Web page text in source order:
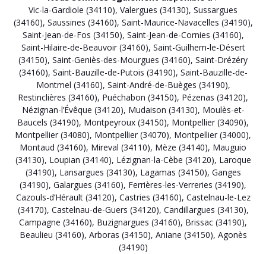
Vic-la-Gardiole (34110), Valergues (34130), Sussargues
(34160), Saussines (34160), Saint-Maurice-Navacelles (34190),
Saint-Jean-de-Fos (34150), Saint-Jean-de-Cornies (34160),
Saint-Hilaire-de-Beauvoir (34160), Saint-Guilhem-le-Désert
(34150), Saint-Geniès-des-Mourgues (34160), Saint-Drézéry
(34160), Saint-Bauzille-de-Putois (34190), Saint-Bauzille-de-
Montmel (34160), Saint-André-de-Buèges (34190),
Restinclières (34160), Puéchabon (34150), Pézenas (34120),
Nézignan-l’Évêque (34120), Mudaison (34130), Moulès-et-
Baucels (34190), Montpeyroux (34150), Montpellier (34090),
Montpellier (34080), Montpellier (34070), Montpellier (34000),
Montaud (34160), Mireval (34110), Mèze (34140), Mauguio
(34130), Loupian (34140), Lézignan-la-Cèbe (34120), Laroque
(34190), Lansargues (34130), Lagamas (34150), Ganges
(34190), Galargues (34160), Ferrières-les-Verreries (34190),
Cazouls-d’Hérault (34120), Castries (34160), Castelnau-le-Lez
(34170), Castelnau-de-Guers (34120), Candillargues (34130),
Campagne (34160), Buzignargues (34160), Brissac (34190),
Beaulieu (34160), Arboras (34150), Aniane (34150), Agonès
(34190)